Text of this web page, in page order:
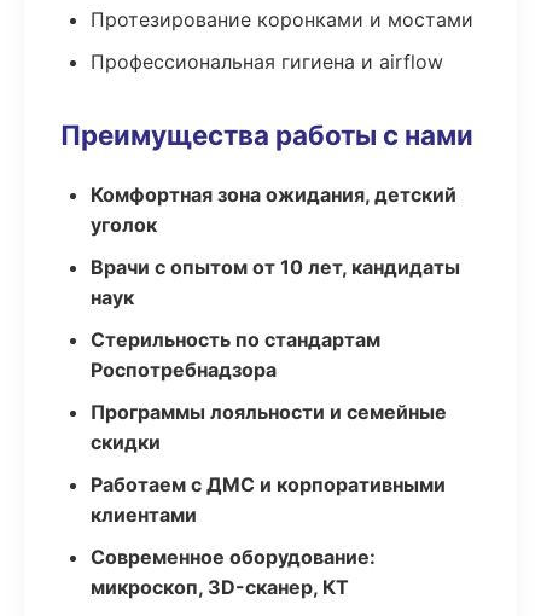
Протезирование коронками и мостами
Профессиональная гигиена и airflow
Преимущества работы с нами
Комфортная зона ожидания, детский
уголок
Врачи с опытом от 10 лет, кандидаты
наук
Стерильность по стандартам
Роспотребнадзора
Программы лояльности и семейные
скидки
Работаем с ДМС и корпоративными
клиентами
Современное оборудование:
микроскоп, 3D-сканер, КТ